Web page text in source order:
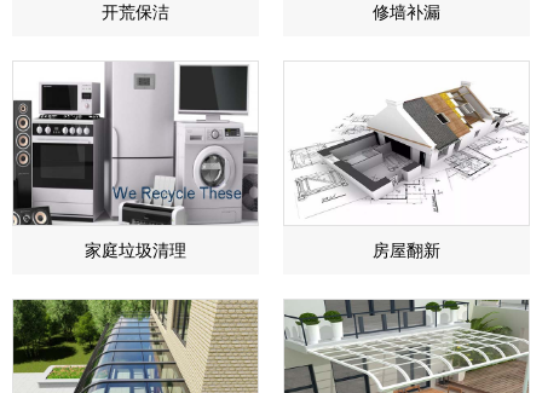
开荒保洁 ​修墙补漏
家庭垃圾清理 房屋翻新